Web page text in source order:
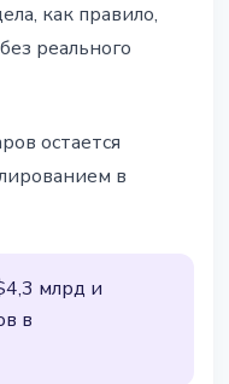
как правило,
реального
остается
в
млрд и
в